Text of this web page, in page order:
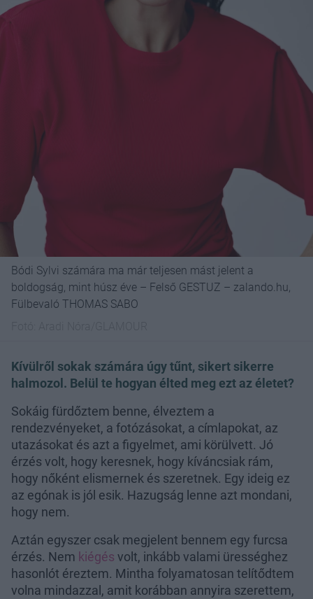
Bódi Sylvi számára ma már teljesen mást jelent a
boldogság, mint húsz éve – Felső GESTUZ – zalando.hu,
Fülbevaló THOMAS SABO
Kívülről sokak számára úgy tűnt, sikert sikerre
halmozol. Belül te hogyan élted meg ezt az életet?
Sokáig fürdőztem benne, élveztem a
rendezvényeket, a fotózásokat, a címlapokat, az
utazásokat és azt a figyelmet, ami körülvett. Jó
érzés volt, hogy keresnek, hogy kíváncsiak rám,
hogy nőként elismernek és szeretnek. Egy ideig ez
az egónak is jól esik. Hazugság lenne azt mondani,
hogy nem.
Aztán egyszer csak megjelent bennem egy furcsa
érzés. Nem kiégés volt, inkább valami ürességhez
hasonlót éreztem. Mintha folyamatosan telítődtem
volna mindazzal, amit korábban annyira szerettem,